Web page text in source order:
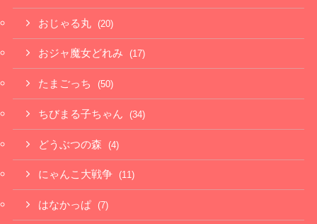
おじゃる丸 (20)
おジャ魔女どれみ (17)
たまごっち (50)
ちびまる子ちゃん (34)
どうぶつの森 (4)
にゃんこ大戦争 (11)
はなかっぱ (7)